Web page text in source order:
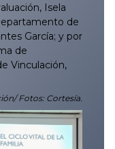
Isela
de
García; y por
de
Vinculación,
Fotos: Cortesía.